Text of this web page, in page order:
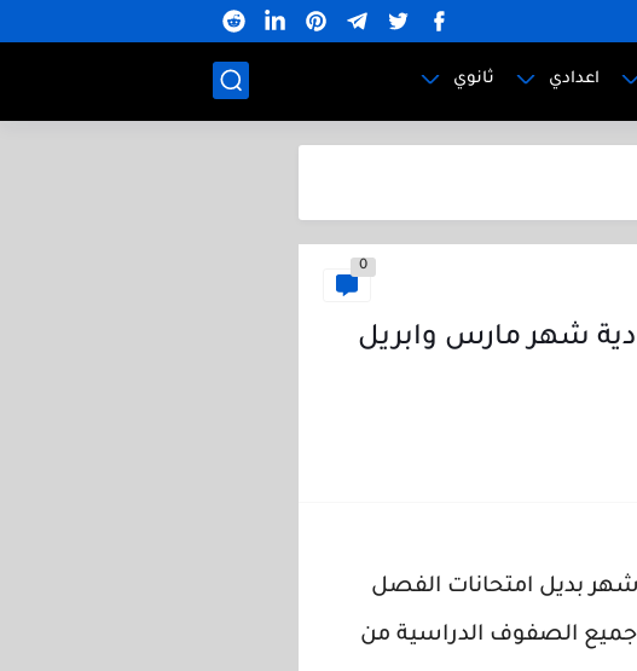
اعدادي ثانوي
0
والاعدادية شهر مارس وابريل
بديل امتحانات الفصل
جميع الصفوف الدراسية من